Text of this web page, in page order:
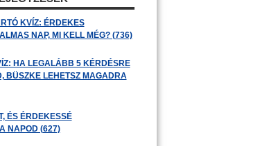
KVÍZ: ÉRDEKES
NAP, MI KELL MÉG? (736)
HA LEGALÁBB 5 KÉRDÉSRE
BÜSZKE LEHETSZ MAGADRA
ÉS ÉRDEKESSÉ
NAPOD (627)